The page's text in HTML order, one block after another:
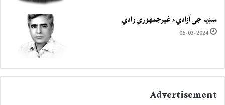
ميڊيا جي آزادي ۽ غيرجمھوري وادي
06-03-2024
Advertisement